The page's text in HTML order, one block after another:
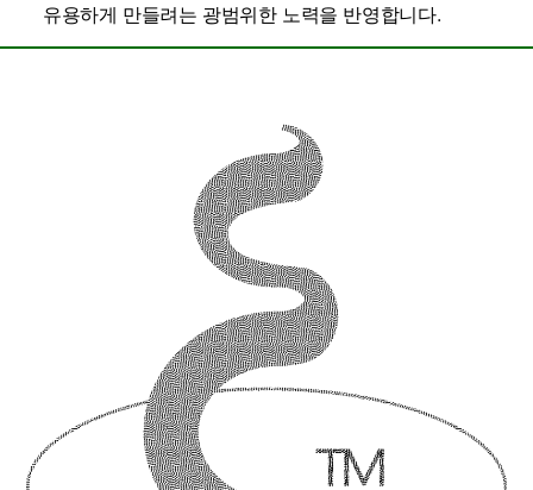
유용하게 만들려는 광범위한 노력을 반영합니다.